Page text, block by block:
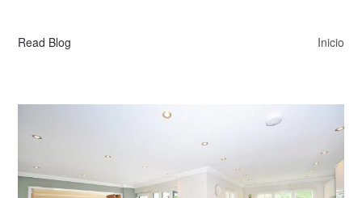
Read Blog Inicio